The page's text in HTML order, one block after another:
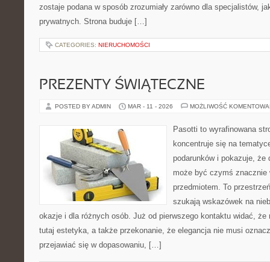
zostaje podana w sposób zrozumiały zarówno dla specjalistów,
prywatnych. Strona buduje […]
CATEGORIES: NIERUCHOMOŚCI
PREZENTY ŚWIĄTECZNE
POSTED BY ADMIN MAR - 11 - 2026 MOŻLIWOŚĆ
Pasotti to wyrafinowana
koncentruje się na
podarunków i pokazuje, że
może być czymś znacznie
przedmiotem. To
szukają wskazówek na
okazje i dla różnych osób. Już od pierwszego kontaktu widać, że
tutaj estetyka, a także przekonanie, że elegancja nie musi
przejawiać się w dopasowaniu, […]